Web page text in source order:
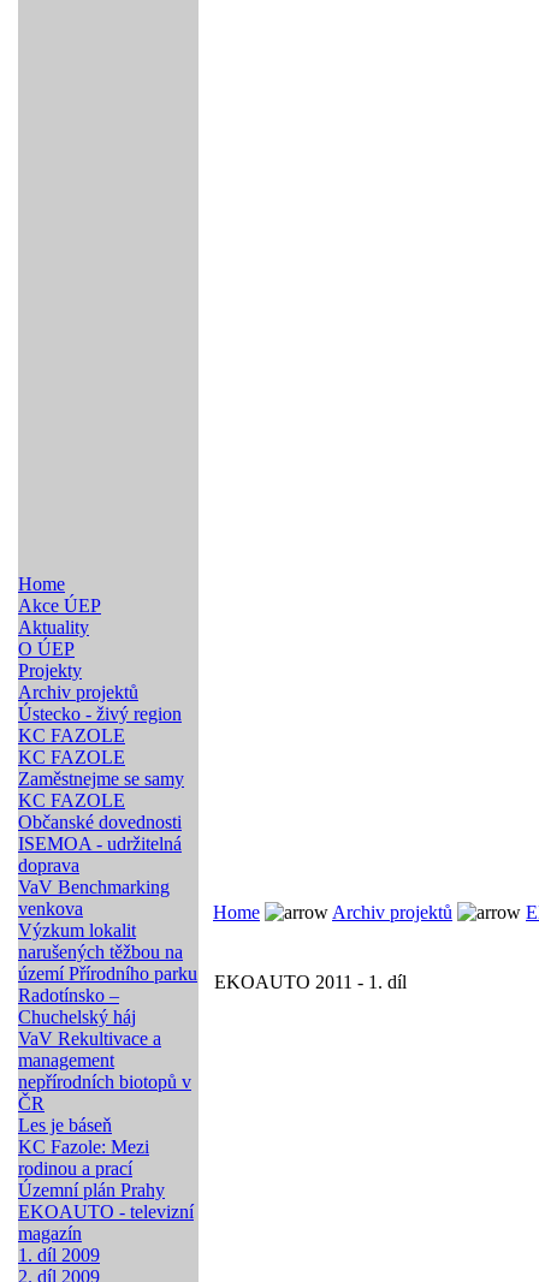
Home
Akce ÚEP
Aktuality
O ÚEP
Projekty
Archiv projektů
Ústecko - živý region
KC FAZOLE
KC FAZOLE
Zaměstnejme se samy
KC FAZOLE
Občanské dovednosti
ISEMOA - udržitelná
doprava
VaV Benchmarking
venkova
Výzkum lokalit
narušených těžbou na
území Přírodního parku
Radotínsko –
Chuchelský háj
VaV Rekultivace a
management
nepřírodních biotopů v
ČR
Les je báseň
KC Fazole: Mezi
rodinou a prací
Územní plán Prahy
EKOAUTO - televizní
magazín
1. díl 2009
2. díl 2009
Home Archiv projektů
EKOAUTO 2011 - 1. díl